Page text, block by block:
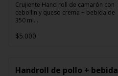
Crujiente Hand roll de camarón con
cebollin y queso crema + bebida de
350 ml
Promoción valida de Lunes a viernes
$5.000
Handroll de pollo + bebida